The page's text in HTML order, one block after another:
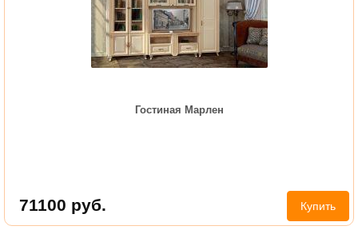
Гостиная Марлен
71100 руб. Купить